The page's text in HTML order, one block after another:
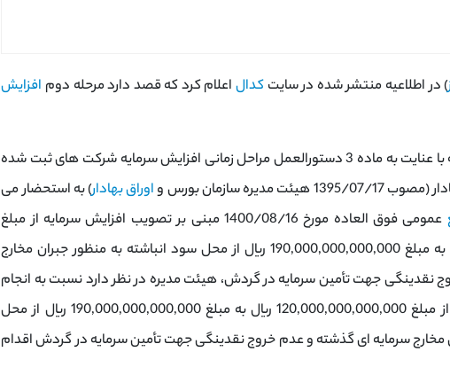
) در اطلاعیه منتشر شده در سایت کدالاعلام کرد که قصد دارد مرحله دوم افزایش
در این اطلاعیه آمده است که با عنایت به ماده 3 دستورالعمل مراحل زمانی افزایش سرمایه شرکت های ثبت شده
17 هیئت مدیره سازمان بورس و اوراق بهادار) به استحضار می
عمومی فوق العاده مورخ 1400/08/16 مبنی بر تصویب افزایش سرمایه از مبلغ
50,000,000,000,000 ریال به مبلغ 190,000,000,000,000 ریال از محل سود انباشته به منظور جبران مخارج
نقدينگی جهت تأمين سرمايه در گردش، هیئت مدیره در نظر دارد نسبت به انجام
مرحله دوم افزایش سرمایه از مبلغ 120,000,000,000,000 ریال به مبلغ 190,000,000,000,000 ریال از محل
مخارج سرمايه ای گذشته و عدم خروج نقدينگی جهت تأمين سرمايه در گردش اقدام